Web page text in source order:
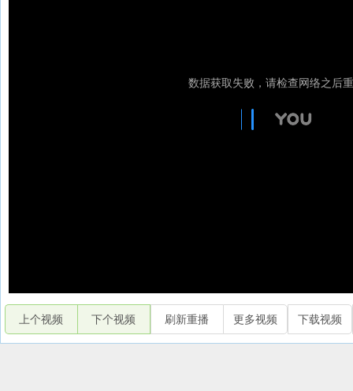
上个视频 下个视频 刷新重播 更多视频 下载视频